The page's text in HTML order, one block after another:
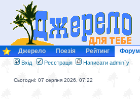
Джерело Поезія Рейтинг Форум
Вхід Реєстрація Написати admin`у
Сьогодні: 07 серпня 2026, 07:22